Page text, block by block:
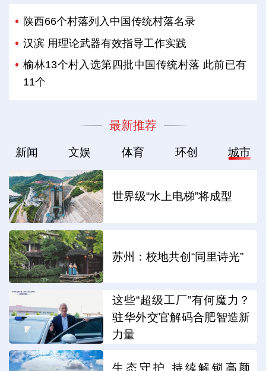
陕西66个村落列入中国传统村落名录
汉滨 用理论武器有效指导工作实践
榆林13个村入选第四批中国传统村落 此前已有
11个
最新推荐
新闻 文娱 体育 环创 城市
世界级“水上电梯”将成型
苏州：校地共创“同里诗光”
这些“超级工厂”有何魔力？
驻华外交官解码合肥智造新
力量
生态守护 持续解锁高颜